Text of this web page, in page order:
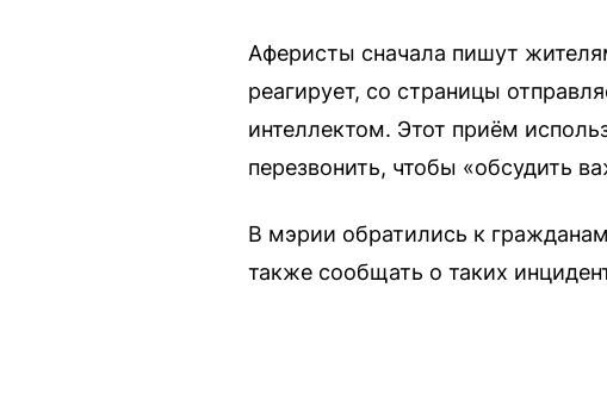
Аферисты сначала пишут
реагирует, со страницы
интеллектом. Этот приём
перезвонить, чтобы «обсудить
В мэрии обратились к
также сообщать о таких